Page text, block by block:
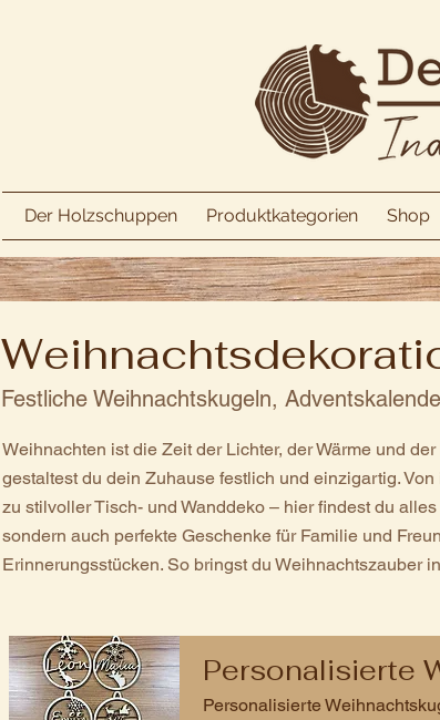
Der Holzschuppen Produktkategorien Shop
Festliche Weihnachtskugeln,
Weihnachten ist die Zeit der Lichter, der Wärme und
gestaltest du dein Zuhause festlich und einzigartig.
zu stilvoller Tisch- und Wanddeko – hier findest du
sondern auch perfekte Geschenke für Familie und
Erinnerungsstücken. So bringst du Weihnachtszauber
Personalisierte
Personalisierte